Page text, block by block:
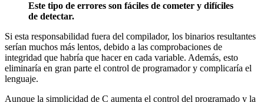
Este tipo de errores son fáciles de cometer y difíciles
de detectar.
Si esta responsabilidad fuera del compilador, los binarios resultantes
serían muchos más lentos, debido a las comprobaciones de
integridad que habría que hacer en cada variable. Además, esto
eliminaría en gran parte el control de programador y complicaría el
lenguaje.
Aunque la simplicidad de C aumenta el control del programado y la